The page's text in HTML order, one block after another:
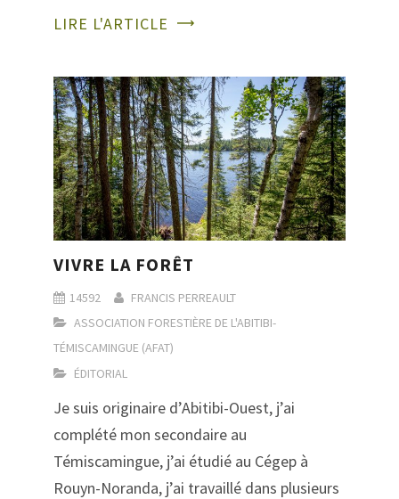
LIRE L'ARTICLE
VIVRE LA FORÊT
14592
FRANCIS PERREAULT
ASSOCIATION FORESTIÈRE DE L'ABITIBI-
TÉMISCAMINGUE (AFAT)
ÉDITORIAL
Je suis originaire d’Abitibi-Ouest, j’ai
complété mon secondaire au
Témiscamingue, j’ai étudié au Cégep à
Rouyn-Noranda, j’ai travaillé dans plusieurs